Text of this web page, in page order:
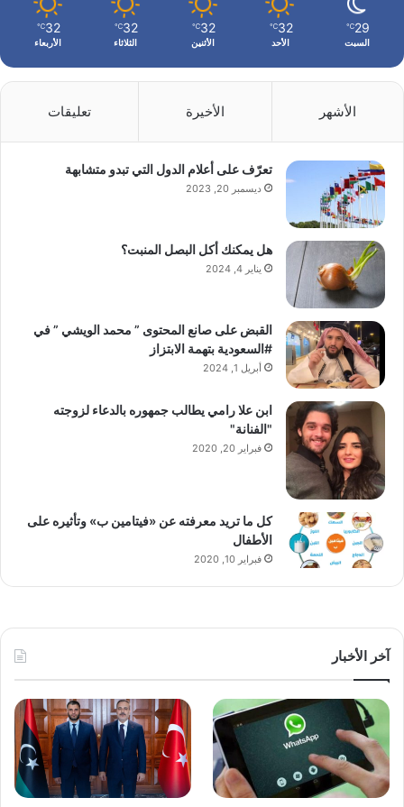
29
℃
السبت
32
℃
الأحد
32
℃
الأثنين
32
℃
الثلاثاء
32
℃
الأربعاء
الأشهر الأخيرة تعليقات
تعرّف على أعلام الدول التي تبدو متشابهة
ديسمبر 20, 2023
هل يمكنك أكل البصل المنبت؟
يناير 4, 2024
القبض على صانع المحتوى ” محمد الويشي ” في
#السعودية بتهمة الابتزاز
أبريل 1, 2024
ابن علا رامي يطالب جمهوره بالدعاء لزوجته
"الفنانة"
فبراير 20, 2020
كل ما تريد معرفته عن «فيتامين ب» وتأثيره على
الأطفال
فبراير 10, 2020
آخر الأخبار